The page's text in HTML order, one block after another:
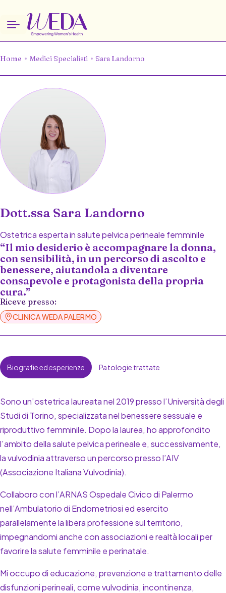
Home Medici Specialisti Sara Landorno
Dott.ssa Sara Landorno
Ostetrica esperta in salute pelvica perineale femminile
“Il mio desiderio è accompagnare la donna,
con sensibilità, in un percorso di ascolto e
benessere, aiutandola a diventare
consapevole e protagonista della propria
cura.”
Riceve presso:
CLINICA WEDA PALERMO
Biografie ed esperienze Patologie trattate
Sono un’ostetrica laureata nel 2019 presso l’Università degli
Studi di Torino, specializzata nel benessere sessuale e
riproduttivo femminile. Dopo la laurea, ho approfondito
l’ambito della salute pelvica perineale e, successivamente,
la vulvodinia attraverso un percorso presso l’AIV
(Associazione Italiana Vulvodinia).
Collaboro con l’ARNAS Ospedale Civico di Palermo
nell’Ambulatorio di Endometriosi ed esercito
parallelamente la libera professione sul territorio,
impegnandomi anche con associazioni e realtà locali per
favorire la salute femminile e perinatale.
Mi occupo di educazione, prevenzione e trattamento delle
disfunzioni perineali, come vulvodinia, incontinenza,